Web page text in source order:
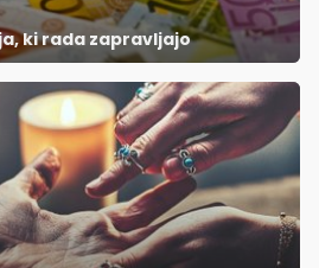
ki rada zapravljajo